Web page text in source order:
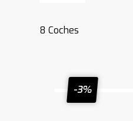
8 Coches
-3%